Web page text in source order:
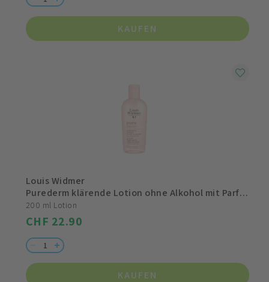
KAUFEN
Louis Widmer
Purederm klärende Lotion ohne Alkohol mit Parfum
200 ml Lotion
CHF 22.90
KAUFEN